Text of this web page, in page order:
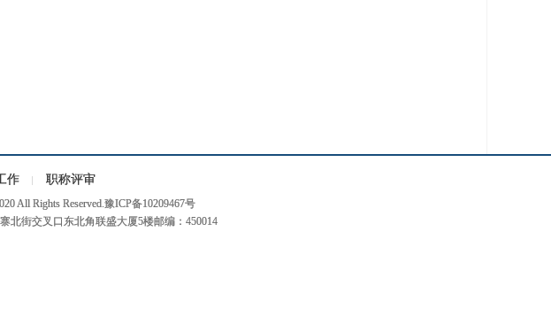
作 职称评审
All Rights Reserved.豫ICP备10209467号
北街交叉口东北角联盛大厦5楼邮编：450014